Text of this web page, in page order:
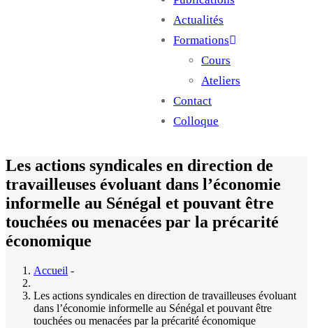
Actualités
Formations
Cours
Ateliers
Contact
Colloque
Les actions syndicales en direction de
travailleuses évoluant dans l’économie
informelle au Sénégal et pouvant être
touchées ou menacées par la précarité
économique
Accueil -
Les actions syndicales en direction de travailleuses évoluant
dans l’économie informelle au Sénégal et pouvant être
touchées ou menacées par la précarité économique